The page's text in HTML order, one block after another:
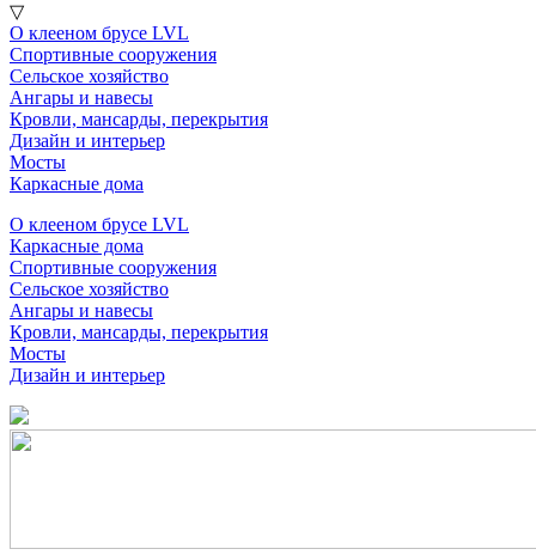
▽
О клееном брусе LVL
Спортивные сооружения
Сельское хозяйство
Ангары и навесы
Кровли, мансарды, перекрытия
Дизайн и интерьер
Мосты
Каркасные дома
О клееном брусе LVL
Каркасные дома
Спортивные сооружения
Сельское хозяйство
Ангары и навесы
Кровли, мансарды, перекрытия
Мосты
Дизайн и интерьер